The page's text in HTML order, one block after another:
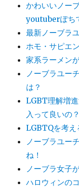
かわいいノー
youtuberぽち
最新ノーブラ
ホモ・サピエ
家系ラーメン
ノーブラユー
は？
LGBT理解増
入って良いの？
LGBTQを考え
ノーブラユー
ね！
ノーブラ女子
ハロウィンの